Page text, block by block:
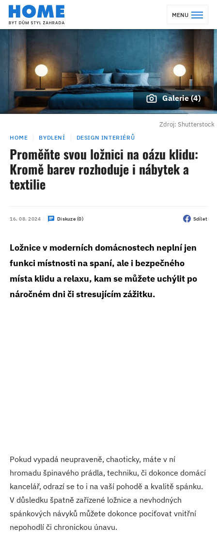
MENU
Galerie (4)
Zdroj: Shutterstock
HOME BYDLENÍ DESIGN INTERIÉRŮ
Proměňte svou ložnici na oázu klidu:
Kromě barev rozhoduje i nábytek a
textilie
16. 08. 2024 Diskuze (0) Sdílet
Ložnice v moderních domácnostech neplní jen
funkci místnosti na spaní, ale i bezpečného
místa klidu a relaxu, kam se můžete uchýlit po
náročném dni či stresujícím zážitku.
Pokud vypadá neupraveně, chaoticky, máte v ní
hromadu špinavého prádla, techniku, či dokonce domácí
kancelář, odrazí se to i na vaší pohodě a kvalitě spánku.
V důsledku špatně zařízené ložnice a nevhodných
spánkových návyků můžete dokonce pociťovat vnitřní
nepohodlí či chronickou únavu.